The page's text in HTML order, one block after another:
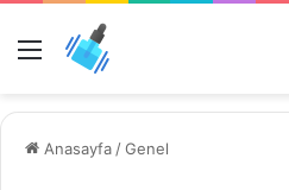
Menü
Anasayfa /Genel